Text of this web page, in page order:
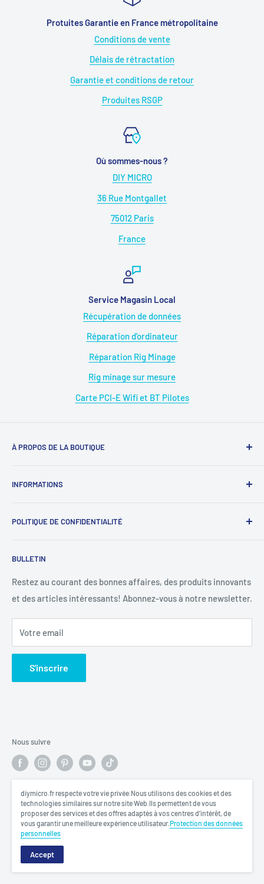
Protuites Garantie en France métropolitaine
Conditions de vente
Délais de rétractation
Garantie et conditions de retour
Produites RSGP
Où sommes-nous ?
DIY MICRO
36 Rue Montgallet
75012 Paris
France
Service Magasin Local
Récupération de données
Réparation d'ordinateur
Réparation Rig Minage
Rig minage sur mesure
Carte PCI-E Wifi et BT Pilotes
À PROPOS DE LA BOUTIQUE
09 : 00h - 18 : 00h.Sans interruption.
INFORMATIONS
Rejoignez-nous
SAV WhatsApp : 07 68 88 02 12
Conditions d'utilisation
Politique de remboursement
POLITIQUE DE CONFIDENTIALITÉ
BULLETIN
Restez au courant des bonnes affaires, des produits innovants
et des articles intéressants! Abonnez-vous à notre newsletter.
Votre email
S'inscrire
Nous suivre
Nous acceptons
© 2026 DIY MICRO
diymicro.fr respecte votre vie privée.Nous utilisons des cookies et des
technologies similaires sur notre site Web.Ils permettent de vous
proposer des services et des offres adaptés à vos centres d’intérêt, de
vous garantir une meilleure expérience utilisateur.Protection des données
personnelles
Accept